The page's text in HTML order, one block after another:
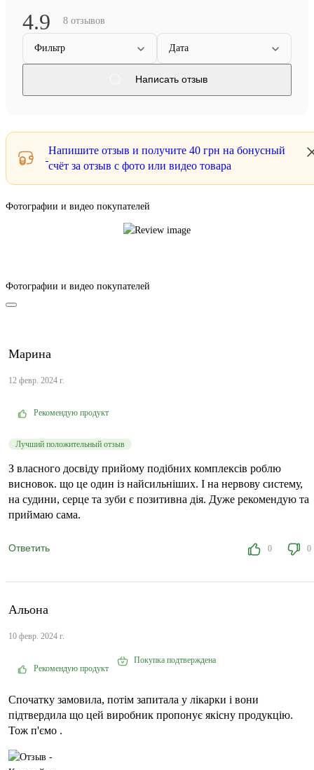
4.9 8 отзывов
Фильтр Дата
Написать отзыв
Напишите отзыв и получите 40 грн на бонусный
счёт за отзыв с фото или видео товара
Фотографии и видео покупателей
Фотографии и видео покупателей
Марина
12 февр. 2024 г.
Рекомендую продукт
Лучший положительный отзыв
З власного досвіду прийому подібних комплексів роблю
висновок. що це один із найсильніших. І на нервову систему,
на судини, серце та зуби є позитивна дія. Дуже рекомендую та
приймаю сама.
Ответить 0 0
Альона
10 февр. 2024 г.
Рекомендую продукт
Покупка подтверждена
Спочатку замовила, потім запитала у лікарки і вони
підтвердила що цей виробник пропонує якісну продукцію.
Тож п'ємо .